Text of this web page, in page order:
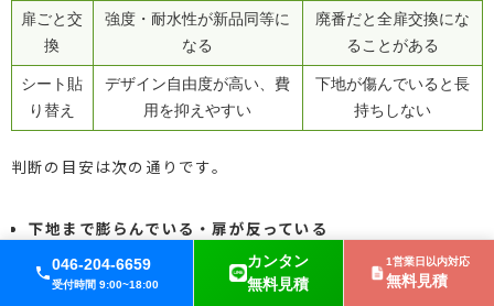
046-204-6659
受付時間 9:00~18:00
カンタン
無料見積
1営業日以内対応
無料見積
扉ごと交
換
強度・耐水性が新品同等に
なる
廃番だと全扉交換にな
ることがある
シート貼
り替え
デザイン自由度が高い、費
用を抑えやすい
下地が傷んでいると長
持ちしない
判断の目安は次の通りです。
下地まで膨らんでいる・扉が反っている
→シート貼りより、扉交換を前提に検討した方が安全です。